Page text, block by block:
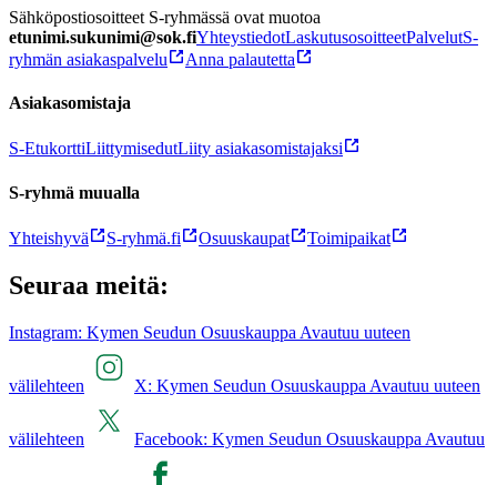
Sähköpostiosoitteet S-ryhmässä ovat muotoa
etunimi.sukunimi@sok.fiYhteystiedotLaskutusosoitteetPalvelutS-
ryhmän asiakaspalvelu
Anna palautetta
Asiakasomistaja
S-EtukorttiLiittymisedutLiity asiakasomistajaksi
S-ryhmä muualla
Yhteishyvä S-ryhmä.fi Osuuskaupat Toimipaikat
Seuraa meitä:
Instagram: Kymen Seudun Osuuskauppa Avautuu uuteen
välilehteen X: Kymen Seudun Osuuskauppa Avautuu uuteen
välilehteen Facebook: Kymen Seudun Osuuskauppa Avautuu